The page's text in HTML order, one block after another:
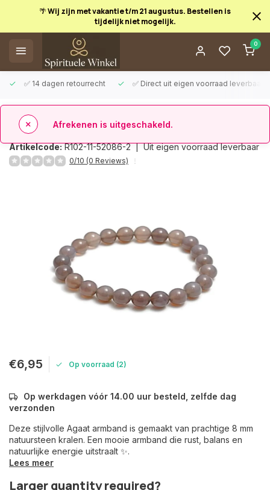
🌴 Wij zijn met vakantie t/m 21 augustus. Bestellen is
tijdelijk niet mogelijk.
0
✅ 14 dagen retourrecht ✅ Direct uit eigen voorraad leverbaar
Afrekenen is uitgeschakeld.
Armband agaat 8 mm
Artikelcode:R102-11-52086-2 |Uit eigen voorraad leverbaar
0/10 (0 Reviews)
€6,95 Op voorraad (2)
Op werkdagen vóór 14.00 uur besteld, zelfde dag
verzonden
Deze stijlvolle Agaat armband is gemaakt van prachtige 8 mm
natuursteen kralen. Een mooie armband die rust, balans en
natuurlijke energie uitstraalt ✨.
Lees meer
Larger quantity required?